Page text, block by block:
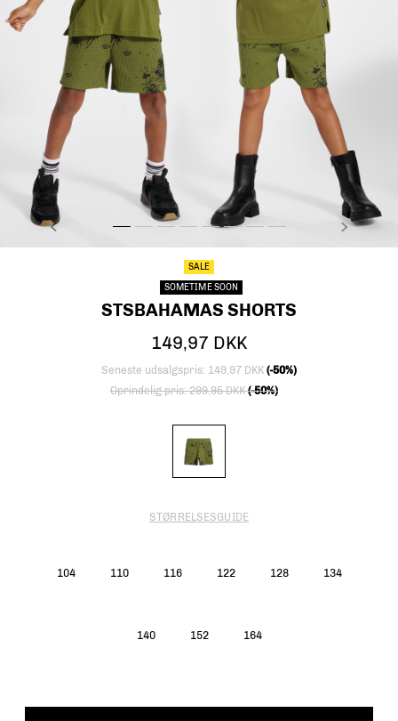
FORRIGE stsBAHAMAS SHORTS, MAYFLY, model
stsBAHAMAS SHORTS, MAYFLY, model
stsBAHAMAS SHORTS, MAYFLY, model
stsBAHAMAS SHORTS, MAYFLY,
stsBAHAMAS SHORTS,
stsBAHAMAS SHORTS,
NÆSTE
SALE
SOMETIME SOON
STSBAHAMAS SHORTS
149,97 DKK
Seneste udsalgspris: 149,97 DKK (-50%)
Nedsat fra
Oprindelig pris: 299,95 DKK(-50%)
STØRRELSESGUIDE
104 110 116 122 128 134
140 152 164